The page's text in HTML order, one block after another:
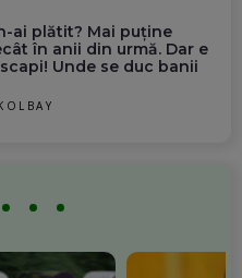
ai plătit? Mai puține
în anii din urmă. Dar e
Unde se duc banii